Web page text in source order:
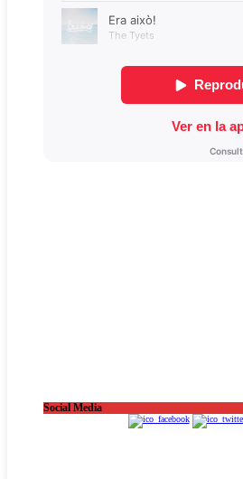
Social Media